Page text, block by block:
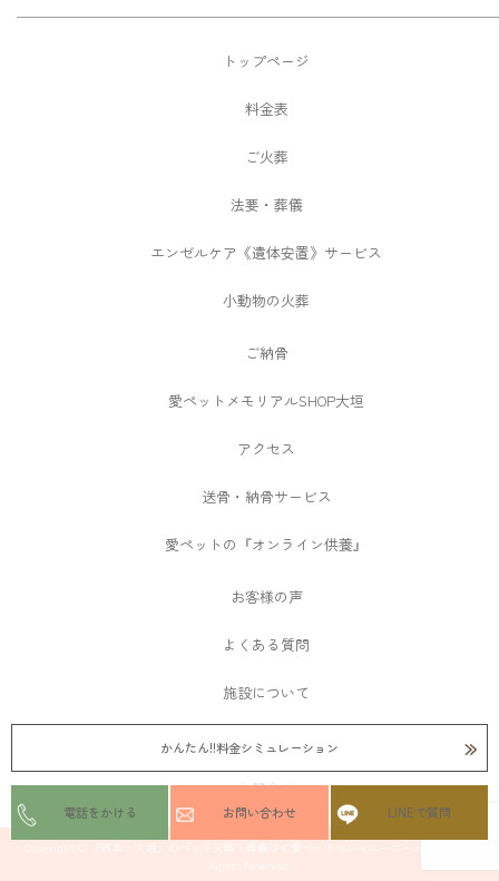
トップページ
料金表
ご火葬
法要・葬儀
エンゼルケア《遺体安置》サービス
小動物の火葬
ご納骨
愛ペットメモリアルSHOP大垣
アクセス
送骨・納骨サービス
愛ペットの『オンライン供養』
お客様の声
よくある質問
施設について
館内ビュー
お問合せ
Copyright © 『岐阜・大垣』のペット火葬・葬儀は≪愛ペットセレモニーホール大垣≫ All
かんたん!!料金シミュレーション
電話をかける お問い合わせ LINEで質問